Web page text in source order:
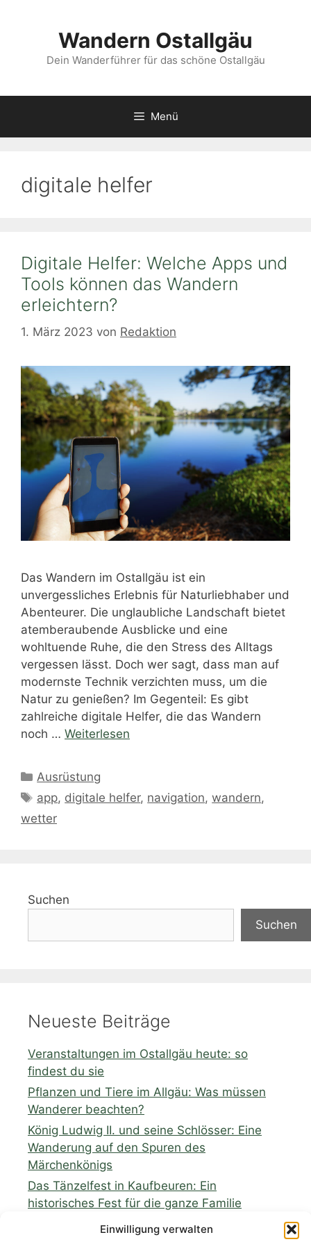
Einwilligung verwalten
Wandern Ostallgäu
Dein Wanderführer für das schöne Ostallgäu
Menü
digitale helfer
Digitale Helfer: Welche Apps und
Tools können das Wandern
erleichtern?
1. März 2023 von Redaktion
Das Wandern im Ostallgäu ist ein
unvergessliches Erlebnis für Naturliebhaber und
Abenteurer. Die unglaubliche Landschaft bietet
atemberaubende Ausblicke und eine
wohltuende Ruhe, die den Stress des Alltags
vergessen lässt. Doch wer sagt, dass man auf
modernste Technik verzichten muss, um die
Natur zu genießen? Im Gegenteil: Es gibt
zahlreiche digitale Helfer, die das Wandern
noch … Weiterlesen
Kategorien
Ausrüstung
Schlagwörter
app, digitale helfer, navigation,wandern,
wetter
Suchen
Suchen
Neueste Beiträge
Veranstaltungen im Ostallgäu heute: so
findest du sie
Pflanzen und Tiere im Allgäu: Was müssen
Wanderer beachten?
König Ludwig II. und seine Schlösser: Eine
Wanderung auf den Spuren des
Märchenkönigs
Das Tänzelfest in Kaufbeuren: Ein
historisches Fest für die ganze Familie
Wildkräuter und regionale Produkte: Eine